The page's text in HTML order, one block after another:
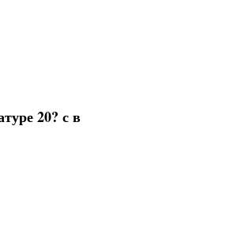
20? с в